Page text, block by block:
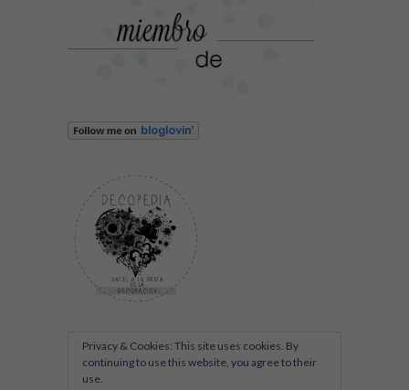
Privacy & Cookies: This site uses cookies. By
continuing to use this website, you agree to their
use.